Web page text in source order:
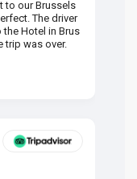
to our Brussels
The driver
Hotel in Brus
trip was over.